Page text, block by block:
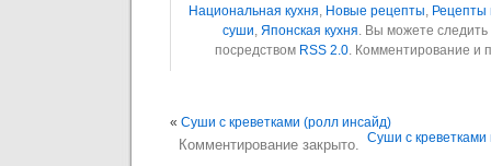
Национальная кухня, Новые рецепты, Рецепты
суши, Японская кухня. Вы можете
посредством RSS 2.0. Комментирование и
« Суши с креветками (ролл инсайд)
Суши с креветками
Комментирование закрыто.